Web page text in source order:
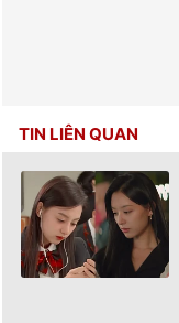
TIN LIÊN QUAN